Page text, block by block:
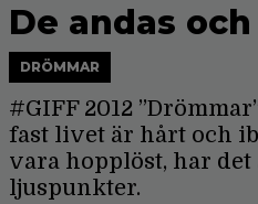
De andas
DRÖMMAR
#GIFF 2012
fast livet är hårt och
vara hopplöst, har det
ljuspunkter.